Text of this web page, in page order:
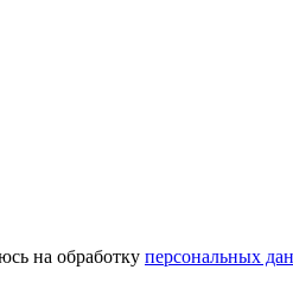
на обработку персональных